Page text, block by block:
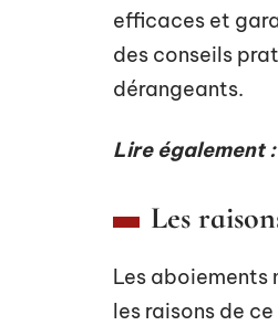
efficaces et
des conseils
dérangeants.
Lire également :
Les
Les aboiements
les raisons de